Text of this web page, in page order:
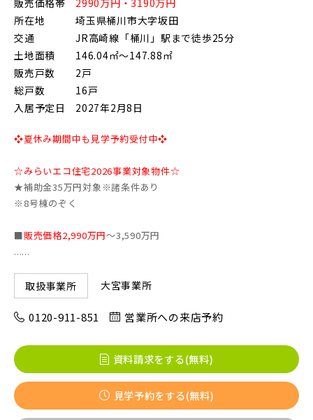
JR京浜東北線
JR埼京線
JR川越線
JR東北本線 [宇都宮線]
JR武蔵野線
JR常磐線 [各駅停車]
JR常磐線 [快速]
物件詳細が表示されます
見学OK
テーマから探す
すぐに入居可能
画像から探す
地域
すべて 埼玉県
画像
こだわり条件
指定なし
すぐに入居可能
販売開始前の物件
所在地
埼玉県桶川市大字坂田
交通
JR高崎線「桶川」駅まで徒歩25分
土地面積
146.04㎡～147.88㎡
販売戸数
2戸
総戸数
16戸
入居予定日
2027年2月8日
❖夏休み期間中も見学予約受付中❖
☆みらいエコ住宅2026事業対象物件☆
★補助金35万円対象※諸条件あり
※8号棟のぞく
■販売価格2,990万円～3,590万円
......
取扱事業所 大宮事業所
0120-911-851 営業所への来店予約
資料請求をする(無料)
見学予約をする(無料)